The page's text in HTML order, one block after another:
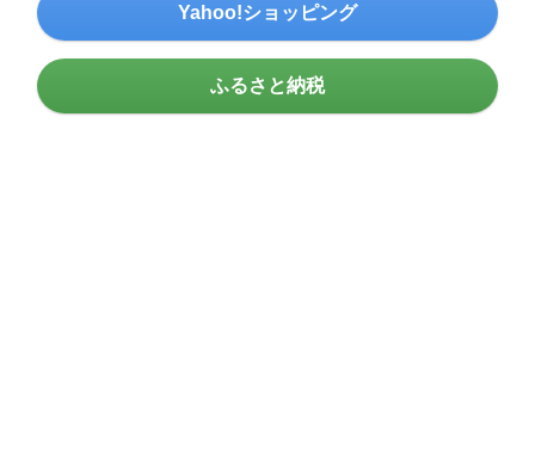
Yahoo!ショッピング
ふるさと納税